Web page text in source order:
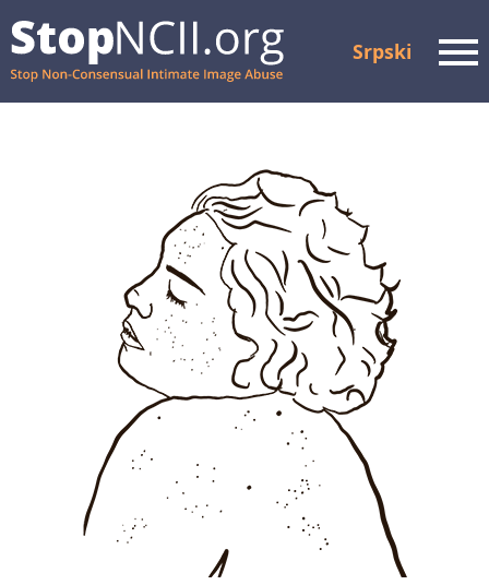
Srpski
Način funkcionisanja
Često postavljena
Pravila o zaštiti
privatnosti